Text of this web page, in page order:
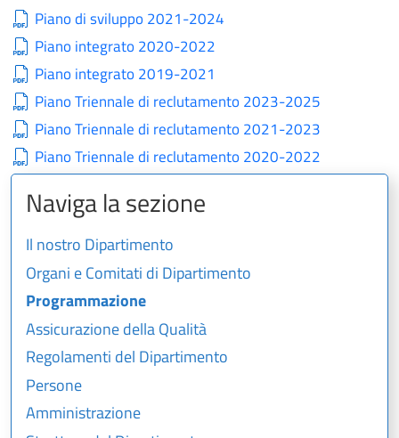
Piano di sviluppo 2021-2024
Piano integrato 2020-2022
Piano integrato 2019-2021
Piano Triennale di reclutamento 2023-2025
Piano Triennale di reclutamento 2021-2023
Piano Triennale di reclutamento 2020-2022
Naviga la sezione
Il nostro Dipartimento
Organi e Comitati di Dipartimento
Programmazione
Assicurazione della Qualità
Regolamenti del Dipartimento
Persone
Amministrazione